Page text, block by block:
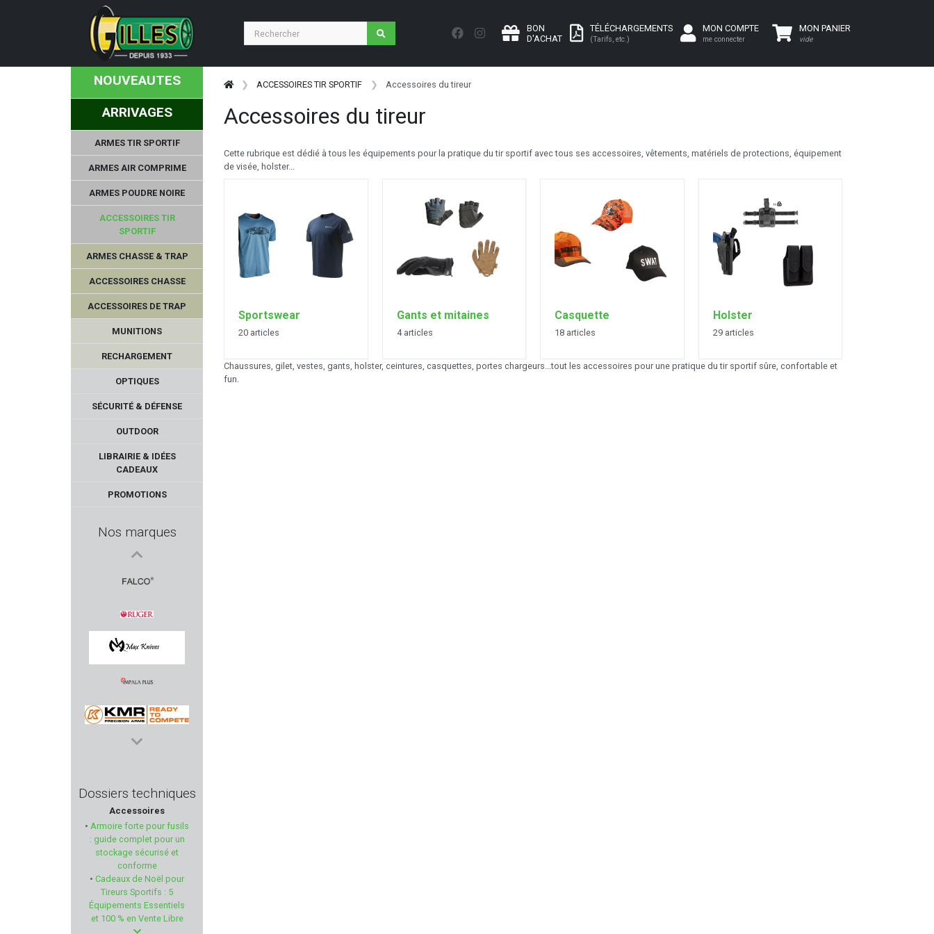
BON
D'ACHAT
TÉLÉCHARGEMENTS
(Tarifs, etc.)
MON COMPTE
me connecter
MON PANIER
vide
NOUVEAUTES
ARRIVAGES
ARMES TIR SPORTIF
ARMES AIR COMPRIME
ARMES POUDRE NOIRE
ACCESSOIRES TIR
SPORTIF
ARMES CHASSE & TRAP
ACCESSOIRES CHASSE
ACCESSOIRES DE TRAP
MUNITIONS
RECHARGEMENT
OPTIQUES
SÉCURITÉ & DÉFENSE
OUTDOOR
LIBRAIRIE & IDÉES
CADEAUX
PROMOTIONS
Nos marques
YILDIZ
FALCO
RUGER
MAX KNIVES
IMPALA PLUS
KMR
UMAREX
HOLOSUN
PWS
SILENT DRY
Dossiers techniques
Accessoires
• Armoire forte pour fusils
: guide complet pour un
stockage sécurisé et
conforme
• Cadeaux de Noël pour
Tireurs Sportifs : 5
Équipements Essentiels
et 100 % en Vente Libre
ACCESSOIRES TIR SPORTIF Accessoires du tireur
Accessoires du tireur
Cette rubrique est dédié à tous les équipements pour la pratique du tir sportif avec tous ses accessoires, vêtements, matériels de protections, équipement
de visée, holster...
Sportswear
20 articles
Gants et mitaines
4 articles
Casquette
18 articles
Holster
29 articles
Chaussures, gilet, vestes, gants, holster, ceintures, casquettes, portes chargeurs...tout les accessoires pour une pratique du tir sportif sûre, confortable et
fun.